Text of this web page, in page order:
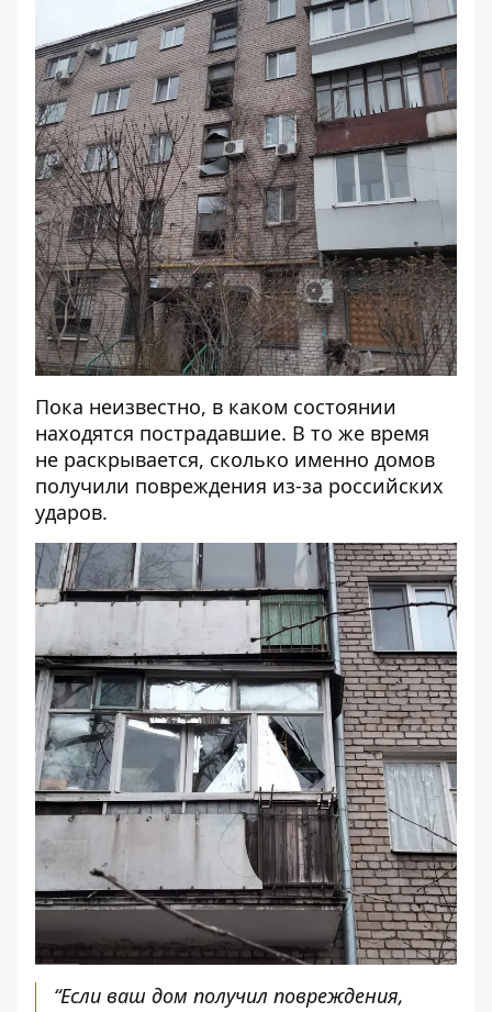
Пока неизвестно, в каком состоянии
находятся пострадавшие. В то же время
не раскрывается, сколько именно домов
получили повреждения из-за российских
ударов.
“Если ваш дом получил повреждения,